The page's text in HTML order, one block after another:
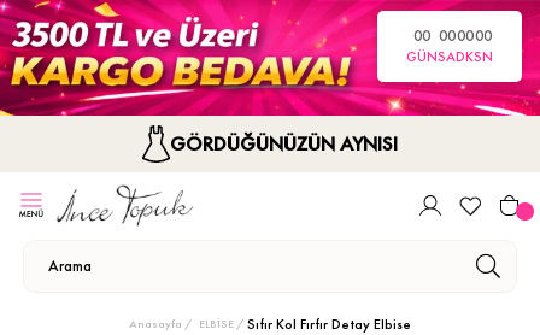
00
GÜN
00
SA
00
DK
00
SN
GÖRDÜĞÜNÜZÜN AYNISI
Anasayfa ELBİSE Sıfır Kol Fırfır Detay Elbise